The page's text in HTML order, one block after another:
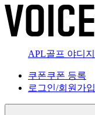
APL골프 야디지
쿠폰쿠폰 등록
로그인/회원가입